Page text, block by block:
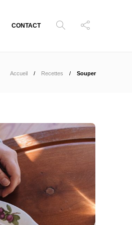
CONTACT
Accueil Recettes Souper